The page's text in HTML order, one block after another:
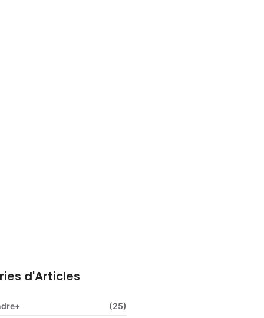
d'Articles
(25)